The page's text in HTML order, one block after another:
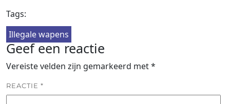
Tags:
Illegale wapens
Geef een reactie
Vereiste velden zijn gemarkeerd met*
REACTIE *